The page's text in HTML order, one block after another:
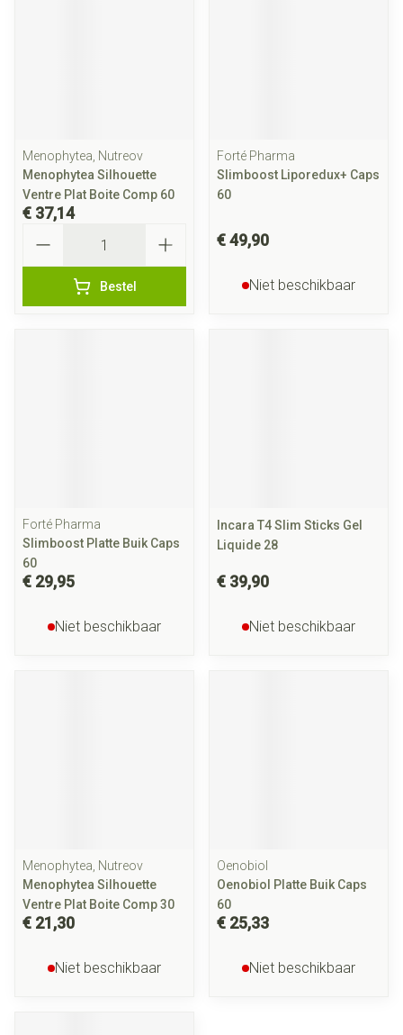
Menophytea, Nutreov
Menophytea Silhouette
Ventre Plat Boite Comp 60
€ 37,14
Bestel
Forté Pharma
Slimboost Liporedux+ Caps
60
€ 49,90
Niet beschikbaar
Forté Pharma
Slimboost Platte Buik Caps
60
€ 29,95
Niet beschikbaar
Incara T4 Slim Sticks Gel
Liquide 28
€ 39,90
Niet beschikbaar
Menophytea, Nutreov
Menophytea Silhouette
Ventre Plat Boite Comp 30
€ 21,30
Niet beschikbaar
Oenobiol
Oenobiol Platte Buik Caps
60
€ 25,33
Niet beschikbaar